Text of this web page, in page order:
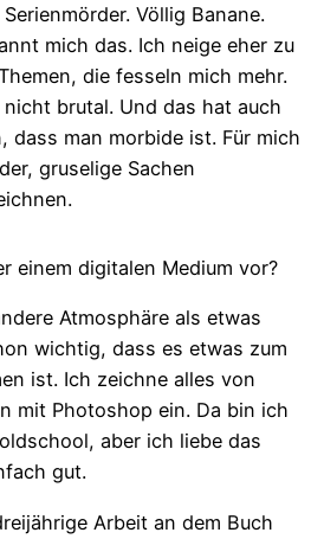
Völlig Banane.
mich das. Ich neige eher zu
die fesseln mich mehr.
brutal. Und das hat auch
dass man morbide ist. Für mich
gruselige Sachen
einem digitalen Medium vor?
Atmosphäre als etwas
wichtig, dass es etwas zum
ist. Ich zeichne alles von
mit Photoshop ein. Da bin ich
aber ich liebe das
gut.
Arbeit an dem Buch